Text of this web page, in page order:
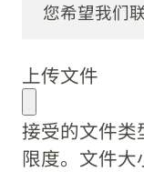
DD
MM
dot
YYYY
上传文件
接受的文件
限度。文件大